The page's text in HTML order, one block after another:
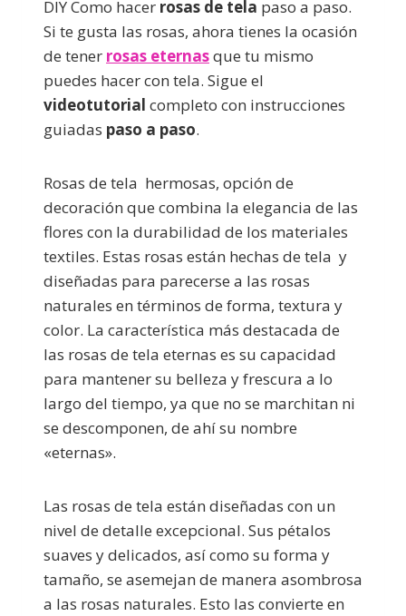
DIY Como hacer rosas de tela paso a paso.
Si te gusta las rosas, ahora tienes la ocasión
de tener rosas eternasque tu mismo
puedes hacer con tela. Sigue el
videotutorial completo con instrucciones
guiadas paso a paso.
Rosas de tela hermosas, opción de
decoración que combina la elegancia de las
flores con la durabilidad de los materiales
textiles. Estas rosas están hechas de tela y
diseñadas para parecerse a las rosas
naturales en términos de forma, textura y
color. La característica más destacada de
las rosas de tela eternas es su capacidad
para mantener su belleza y frescura a lo
largo del tiempo, ya que no se marchitan ni
se descomponen, de ahí su nombre
«eternas».
Las rosas de tela están diseñadas con un
nivel de detalle excepcional. Sus pétalos
suaves y delicados, así como su forma y
tamaño, se asemejan de manera asombrosa
a las rosas naturales. Esto las convierte en